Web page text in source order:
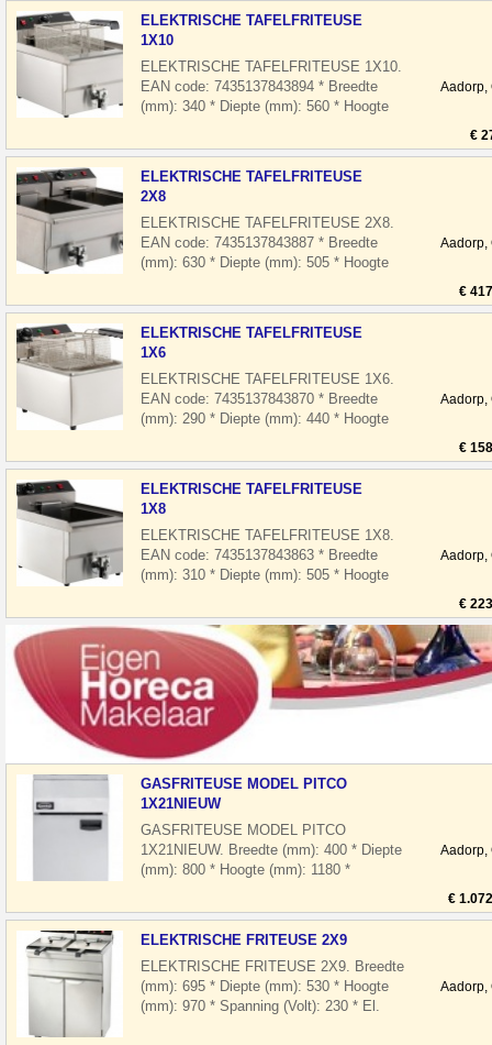
ELEKTRISCHE TAFELFRITEUSE
1X10
ELEKTRISCHE TAFELFRITEUSE 1X10.
EAN code: 7435137843894 * Breedte
(mm): 340 * Diepte (mm): 560 * Hoogte
vermoge
Aadorp,
€
ELEKTRISCHE TAFELFRITEUSE
2X8
ELEKTRISCHE TAFELFRITEUSE 2X8.
EAN code: 7435137843887 * Breedte
(mm): 630 * Diepte (mm): 505 * Hoogte
vermo
Aadorp,
€
ELEKTRISCHE TAFELFRITEUSE
1X6
ELEKTRISCHE TAFELFRITEUSE 1X6.
EAN code: 7435137843870 * Breedte
(mm): 290 * Diepte (mm): 440 * Hoogte
vermogen
Aadorp,
€
ELEKTRISCHE TAFELFRITEUSE
1X8
ELEKTRISCHE TAFELFRITEUSE 1X8.
EAN code: 7435137843863 * Breedte
(mm): 310 * Diepte (mm): 505 * Hoogte
vermogen
Aadorp,
€
GASFRITEUSE MODEL PITCO
1X21NIEUW
GASFRITEUSE MODEL PITCO
1X21NIEUW. Breedte (mm): 400 * Diepte
(mm): 800 * Hoogte (mm): 1180 *
* Temp.bereik(°C)
Aadorp,
€
ELEKTRISCHE FRITEUSE 2X9
ELEKTRISCHE FRITEUSE 2X9. Breedte
(mm): 695 * Diepte (mm): 530 * Hoogte
(mm): 970 * Spanning (Volt): 230 * El.
Aadorp,